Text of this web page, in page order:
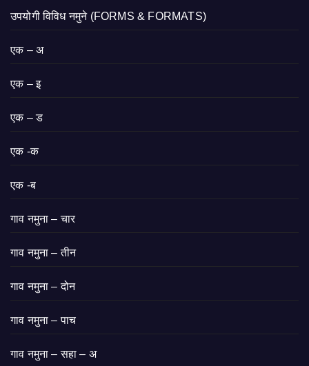
उपयोगी विविध नमुने (FORMS & FORMATS)
एक – अ
एक – इ
एक – ड
एक -क
एक -ब
गाव नमुना – चार
गाव नमुना – तीन
गाव नमुना – दोन
गाव नमुना – पाच
गाव नमुना – सहा – अ